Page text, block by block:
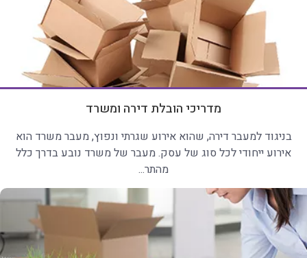
מדריכי הובלת דירה ומשרד
בניגוד למעבר דירה, שהוא אירוע שגרתי ונפוץ, מעבר משרד הוא
אירוע ייחודי לכל סוג של עסק. מעבר של משרד נובע בדרך כלל
מהתר...